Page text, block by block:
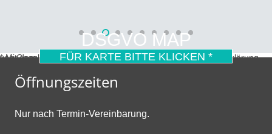
DSGVO MAP
FÜR KARTE BITTE KLICKEN *
* Mit dem Laden der Karte akzeptierst du die Datenschutzerklärung von Google. Mehr erfahren
Öffnungszeiten
Nur nach Termin-Vereinbarung.